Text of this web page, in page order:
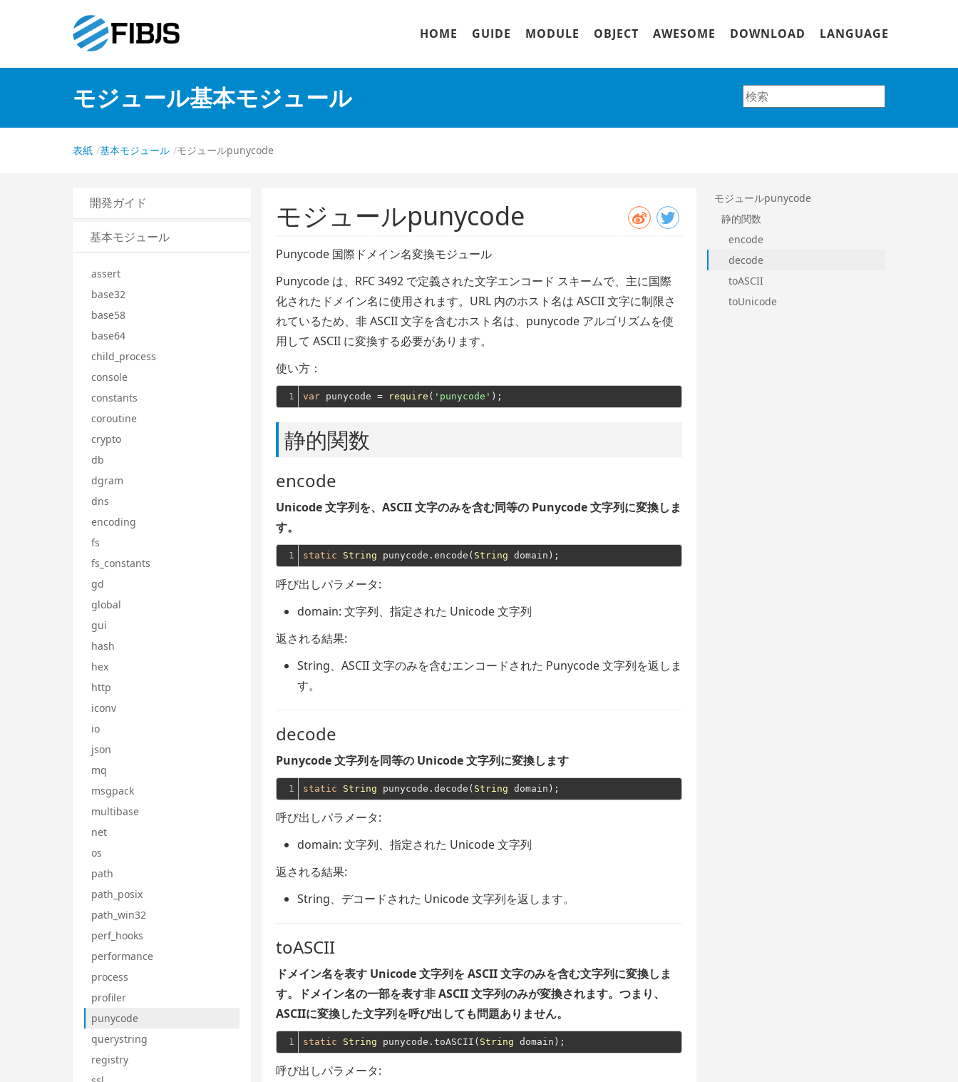
HOME GUIDE MODULE OBJECT AWESOME DOWNLOAD LANGUAGE
モジュール基本モジュール
表紙 基本モジュール モジュールpunycode
開発ガイド
基本モジュール
assert
base32
base58
base64
child_process
console
constants
coroutine
crypto
db
dgram
dns
encoding
fs
fs_constants
gd
global
gui
hash
hex
http
iconv
io
json
mq
msgpack
multibase
net
os
path
path_posix
path_win32
perf_hooks
performance
process
profiler
punycode
querystring
registry
モジュールpunycode
Punycode 国際ドメイン名変換モジュール
Punycode は、RFC 3492 で定義された文字エンコード スキームで、主に国際
化されたドメイン名に使用されます。 URL 内のホスト名は ASCII 文字に制限さ
れているため、非 ASCII 文字を含むホスト名は、punycode アルゴリズムを使
用して ASCII に変換する必要があります。
使い方：
1 var punycode = require ( 'punycode'
静的関数
encode
Unicode 文字列を、ASCII 文字のみを含む同等の Punycode 文字列に変換しま
す。
1 static String punycode.encode( String
呼び出しパラメータ:
domain: 文字列、指定された Unicode 文字列
返される結果:
String、ASCII 文字のみを含むエンコードされた Punycode 文字列を返しま
す。
decode
Punycode 文字列を同等の Unicode 文字列に変換します
1 static String punycode.decode( String
呼び出しパラメータ:
domain: 文字列、指定された Unicode 文字列
返される結果:
String、デコードされた Unicode 文字列を返します。
toASCII
ドメイン名を表す Unicode 文字列を ASCII 文字のみを含む文字列に変換しま
す。
ドメイン名の一部を表す非 ASCII 文字列のみが変換されます。 つまり、
ASCIIに変換した文字列を呼び出しても問題ありません。
1 static String punycode.toASCII( String
呼び出しパラメータ:
モジュールpunycode
静的関数
encode
decode
toASCII
toUnicode